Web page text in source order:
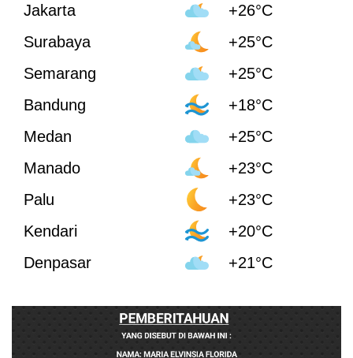
Jakarta
+26°C
Surabaya
+25°C
Semarang
+25°C
Bandung
+18°C
Medan
+25°C
Manado
+23°C
Palu
+23°C
Kendari
+20°C
Denpasar
+21°C